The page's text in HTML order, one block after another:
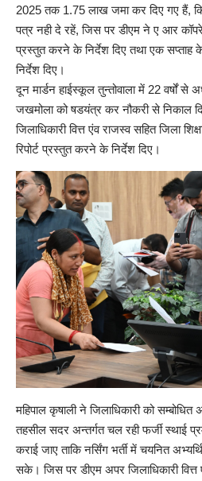
2025 तक 1.75 लाख जमा कर दिए गए हैं,
पत्र नही दे रहें, जिस पर डीएम ने ए आर
प्रस्तुत करने के निर्देश दिए तथा एक सप्ताह
निर्देश दिए।
दून मार्डन हाईस्कूल तुन्तोवाला में 22 वर्षों से
जखमोला को षडयंत्र कर नौकरी से निकाल
जिलाधिकारी वित्त एंव राजस्व सहित जिला
रिपोर्ट प्रस्तुत करने के निर्देश दिए।
महिपाल कृषाली ने जिलाधिकारी को
तहसील सदर अन्तर्गत चल रही फर्जी स्थाई
कराई जाए ताकि नर्सिंग भर्ती में चयनित
सके। जिस पर डीएम अपर जिलाधिकारी